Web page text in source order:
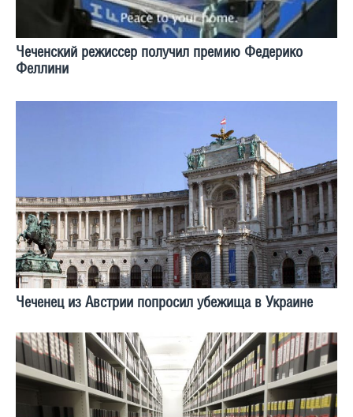
Чеченский режиссер получил премию Федерико
Феллини
Чеченец из Австрии попросил убежища в Украине